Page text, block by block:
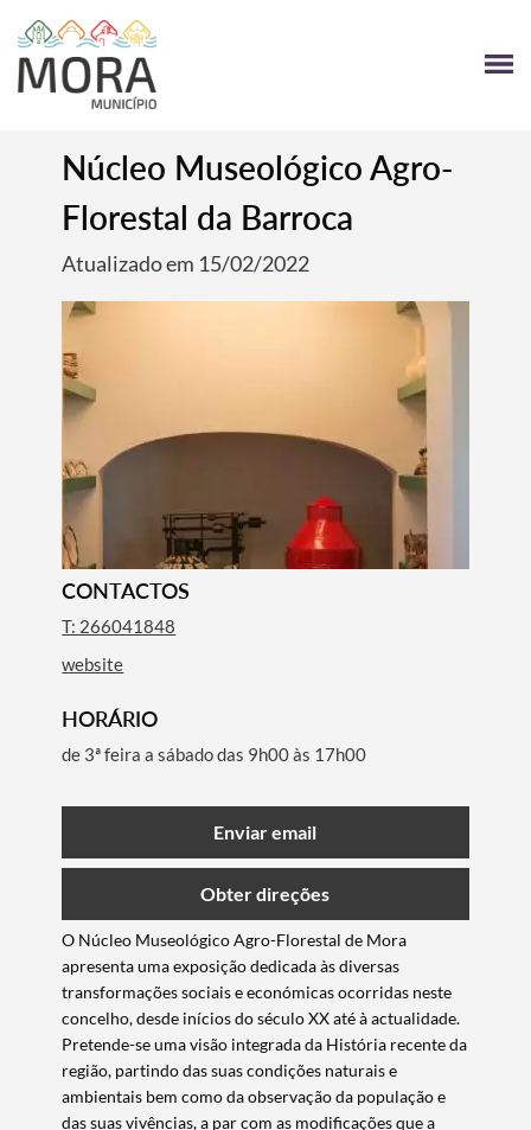
Termo de Pesquisa
Núcleo Museológico Agro-
Florestal da Barroca
Atualizado em 15/02/2022
CONTACTOS
T: 266041848
website
HORÁRIO
de 3ª feira a sábado das 9h00 às 17h00
Enviar email
Obter direções
O Núcleo Museológico Agro-Florestal de Mora
apresenta uma exposição dedicada às diversas
transformações sociais e económicas ocorridas neste
concelho, desde inícios do século XX até à actualidade.
Pretende-se uma visão integrada da História recente da
região, partindo das suas condições naturais e
ambientais bem como da observação da população e
das suas vivências, a par com as modificações que a